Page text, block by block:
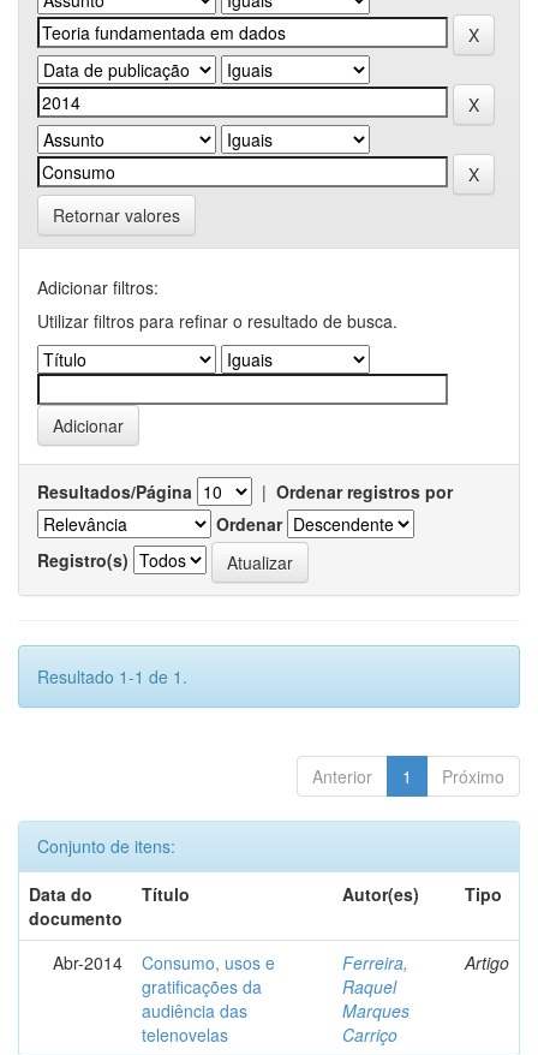
Retornar valores
Adicionar filtros:
Utilizar filtros para refinar o resultado de busca.
Resultados/Página | Ordenar registros por
Ordenar
Registro(s)
Resultado 1-1 de 1.
Anterior 1 Próximo
Conjunto de itens:
Data do
documento
Título Autor(es) Tipo
Abr-2014
Consumo, usos e
gratificações da
audiência das
telenovelas
Ferreira,
Raquel
Marques
Carriço
Artigo